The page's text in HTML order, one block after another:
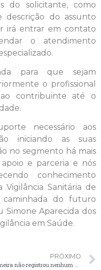
do solicitante, como
descrição do assunto
irá entrar em contato
o atendimento
para que sejam
o profissional
contribuinte até o
necessário aos
iniciando as suas
no segmento há mais
e parceria e nós
conhecimento
Sanitária de
caminhada do futuro
Simone Aparecida dos
em Saúde.
PRÓXIMO